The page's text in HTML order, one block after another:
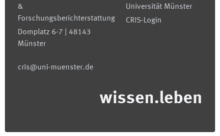
&
Forschungsberichterstattung
Domplatz 6-7 | 48143
Münster
cris@uni-muenster.de
Universität Münster
CRIS-Login
wissen.leben